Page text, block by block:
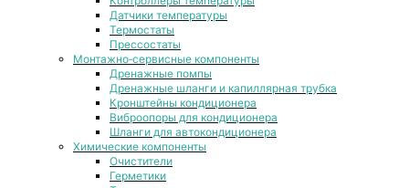
Датчики температуры
Термостаты
Прессостаты
Монтажно‑сервисные компоненты
Дренажные помпы
Дренажные шланги и капиллярная трубка
Кронштейны кондиционера
Виброопоры для кондиционера
Шланги для автокондиционера
Химические компоненты
Очистители
Герметики